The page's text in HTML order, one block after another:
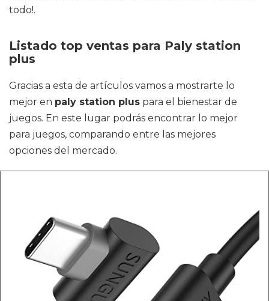
todo!.
Listado top ventas para Paly station
plus
Gracias a esta de artículos vamos a mostrarte lo
mejor en paly station plus para el bienestar de
juegos. En este lugar podrás encontrar lo mejor
para juegos, comparando entre las mejores
opciones del mercado.